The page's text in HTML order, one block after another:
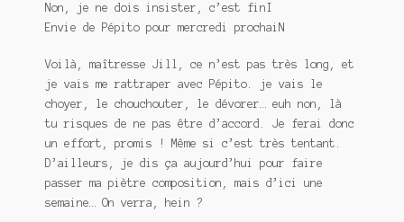
Sauver ou périr
Non, je ne dois insister, c’est finI
Envie de Pépito pour mercredi prochaiN
Voilà, maîtresse Jill, ce n’est pas très long, et
je vais me rattraper avec Pépito. je vais le
choyer, le chouchouter, le dévorer… euh non, là
tu risques de ne pas être d’accord. Je ferai donc
un effort, promis ! Même si c’est très tentant.
D’ailleurs, je dis ça aujourd’hui pour faire
passer ma piètre composition, mais d’ici une
semaine… On verra, hein ?